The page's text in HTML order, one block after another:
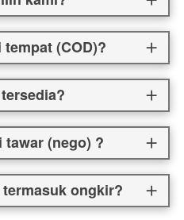
(COD)?
(nego) ?
ongkir?